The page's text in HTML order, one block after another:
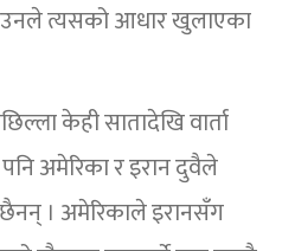
उनले त्यसको आधार खुलाएका
केही सातादेखि वार्ता
अमेरिका र इरान दुवैले
। अमेरिकाले इरानसँग